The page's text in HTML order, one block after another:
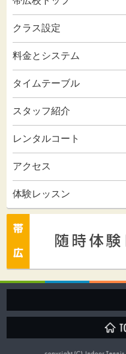
クラス設定
料金とシステム
タイムテーブル
スタッフ紹介
レンタルコート
アクセス
体験レッスン